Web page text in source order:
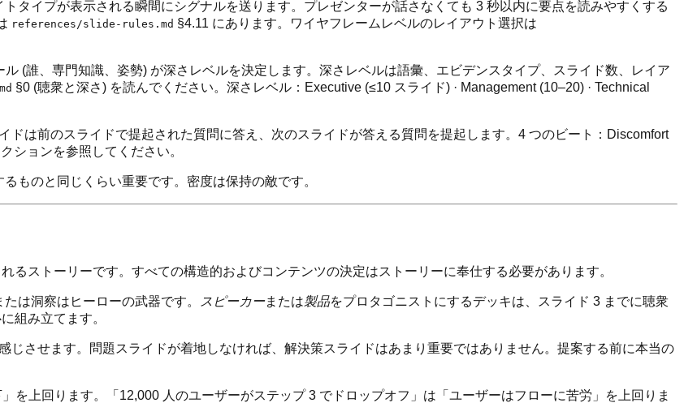
トタイプが表示される瞬間にシグナルを送ります。プレゼンターが話さなくても 3 秒以内に要点を読みやすくする
references/slide-rules.md §4.11 にあります。ワイヤフレームレベルのレイアウト選択は
ル (誰、専門知識、姿勢) が深さレベルを決定します。深さレベルは語彙、エビデンスタイプ、スライド数、レイア
§0 (聴衆と深さ) を読んでください。深さレベル：Executive (≤10 スライド) · Management (10–20) · Technical
ドは前のスライドで提起された質問に答え、次のスライドが答える質問を提起します。4 つのビート：Discomfort
ョンを参照してください。
ものと同じくらい重要です。密度は保持の敵です。
るストーリーです。すべての構造的およびコンテンツの決定はストーリーに奉仕する必要があります。
は洞察はヒーローの武器です。 スピーカーまたは製品をプロタゴニストにするデッキは、スライド 3 までに聴衆
組み立てます。
じさせます。問題スライドが着地しなければ、解決策スライドはあまり重要ではありません。提案する前に本当の
を上回ります。「12,000 人のユーザーがステップ 3 でドロップオフ」は「ユーザーはフローに苦労」を上回りま